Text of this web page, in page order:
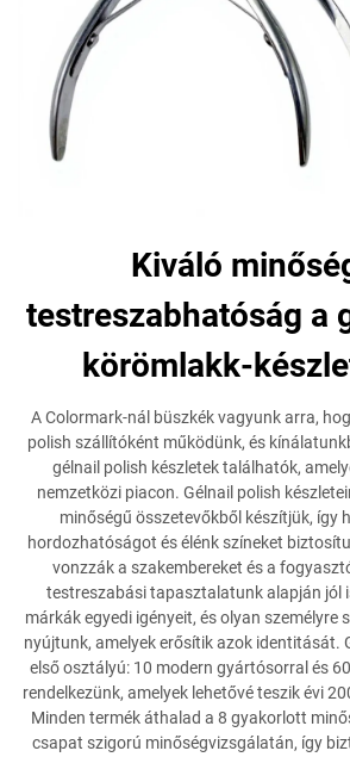
Kiváló
testreszabhatóság a
körömlakk-
A Colormark-nál büszkék vagyunk arra,
polish szállítóként működünk, és
gélnail polish készletek találhatók,
nemzetközi piacon. Gélnail polish
minőségű összetevőkből készítjük, így
hordozhatóságot és élénk színeket
vonzzák a szakembereket és a
testreszabási tapasztalatunk alapján jól
márkák egyedi igényeit, és olyan személyre
nyújtunk, amelyek erősítik azok identitását.
első osztályú: 10 modern gyártósorral és
rendelkezünk, amelyek lehetővé teszik évi
Minden termék áthalad a 8 gyakorlott
csapat szigorú minőségvizsgálatán, így